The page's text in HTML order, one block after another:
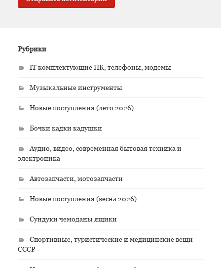
Рубрики
IT комплектующие ПК, телефоны, модемы
Музыкальные инструменты
Новые поступления (лето 2026)
Бочки кадки кадушки
Аудио, видео, современная бытовая техника и
электроника
Автозапчасти, мотозапчасти
Новые поступления (весна 2026)
Сундуки чемоданы ящики
Спортивные, туристические и медицинские вещи
СССР